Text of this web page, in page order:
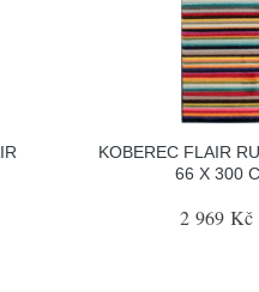
KOBEREC FLAIR
66 X 300
2 969 Kč